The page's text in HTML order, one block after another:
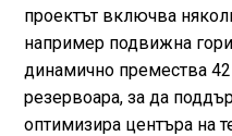
проектът включва
например подвижна
динамично премества
резервоара, за да
оптимизира центъра на